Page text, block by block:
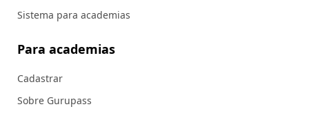
Sistema para academias
Para academias
Cadastrar
Sobre Gurupass